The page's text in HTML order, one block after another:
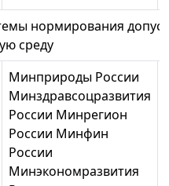
нормирования
среду
Минприроды России
Минздравсоцразвития
России Минрегион
России Минфин
России
Минэкономразвития